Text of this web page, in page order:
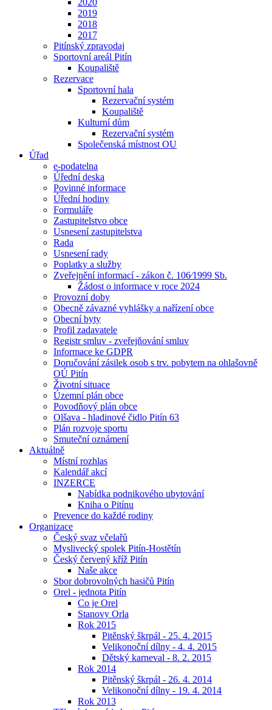
2020
2019
2018
2017
Pitínský zpravodaj
Sportovní areál Pitín
Koupaliště
Rezervace
Sportovní hala
Rezervační systém
Koupaliště
Kulturní dům
Rezervační systém
Společenská místnost OU
Úřad
e-podatelna
Úřední deska
Povinné informace
Úřední hodiny
Formuláře
Zastupitelstvo obce
Usnesení zastupitelstva
Rada
Usnesení rady
Poplatky a služby
Zveřejnění informací - zákon č. 106⁄1999 Sb.
Žádost o informace v roce 2024
Provozní doby
Obecně závazné vyhlášky a nařízení obce
Obecní byty
Profil zadavatele
Registr smluv - zveřejňování smluv
Informace ke GDPR
Doručování zásilek osob s trv. pobytem na ohlašovně
OÚ Pitín
Životní situace
Územní plán obce
Povodňový plán obce
Olšava - hladinové čidlo Pitín 63
Plán rozvoje sportu
Smuteční oznámení
Aktuálně
Místní rozhlas
Kalendář akcí
INZERCE
Nabídka podnikového ubytování
Kniha o Pitínu
Prevence do každé rodiny
Organizace
Český svaz včelařů
Myslivecký spolek Pitín-Hostětín
Český červený kříž Pitín
Naše akce
Sbor dobrovolných hasičů Pitín
Orel - jednota Pitín
Co je Orel
Stanovy Orla
Rok 2015
Pitěnský škrpál - 25. 4. 2015
Velikonoční dílny - 4. 4. 2015
Dětský karneval - 8. 2. 2015
Rok 2014
Pitěnský škrpál - 26. 4. 2014
Velikonoční dílny - 19. 4. 2014
Rok 2013